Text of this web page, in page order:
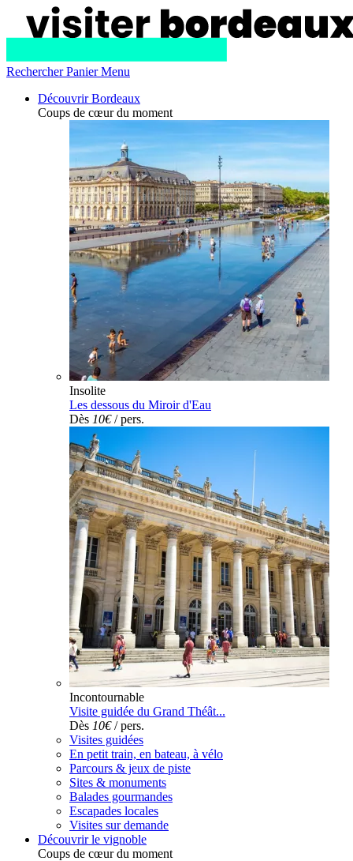
Rechercher Panier Menu
Découvrir Bordeaux
Coups de cœur du moment
Insolite
Les dessous du Miroir d'Eau
Dès 10€/ pers.
Incontournable
Visite guidée du Grand Théât...
Dès 10€/ pers.
Visites guidées
En petit train, en bateau, à vélo
Parcours & jeux de piste
Sites & monuments
Balades gourmandes
Escapades locales
Visites sur demande
Découvrir le vignoble
Coups de cœur du moment